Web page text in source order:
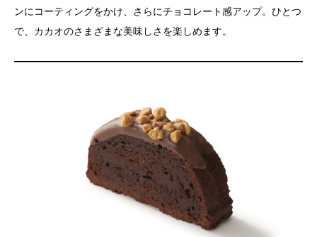
ンにコーティングをかけ、さらにチョコレート感アップ。ひとつ
で、カカオのさまざまな美味しさを楽しめます。